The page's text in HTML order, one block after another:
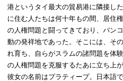
港というタイ最大の貿易港に隣接し
に住む人たちは何十年もの間、居住
の人権問題と闘ってきており、バン
動の発祥地であった。そこには、そ
れ育ち、自らがスラムの諸問題を体
の人権問題を克服するたあに立ち上
彼女の名前はプラティープ。日本語